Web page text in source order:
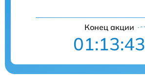
Конец акции
01:13:42